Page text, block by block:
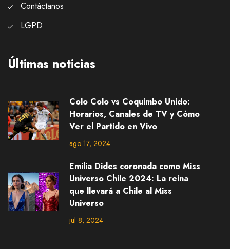
Contáctanos
LGPD
Últimas noticias
Colo Colo vs Coquimbo Unido:
Horarios, Canales de TV y Cómo
Ver el Partido en Vivo
ago 17, 2024
Emilia Dides coronada como Miss
Universo Chile 2024: La reina
que llevará a Chile al Miss
Universo
jul 8, 2024